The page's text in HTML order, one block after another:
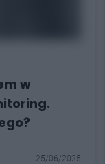
w
25/06/2025